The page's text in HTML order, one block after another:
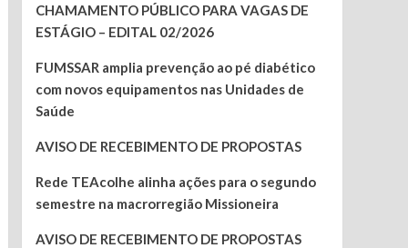
CHAMAMENTO PÚBLICO PARA VAGAS DE
ESTÁGIO – EDITAL 02/2026
FUMSSAR amplia prevenção ao pé diabético
com novos equipamentos nas Unidades de
Saúde
AVISO DE RECEBIMENTO DE PROPOSTAS
Rede TEAcolhe alinha ações para o segundo
semestre na macrorregião Missioneira
AVISO DE RECEBIMENTO DE PROPOSTAS